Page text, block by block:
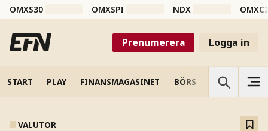
OMXS30 OMXSPI NDX
Prenumerera Logga in
START PLAY FINANSMAGASINET BÖRS VETENSKAP
VALUTOR